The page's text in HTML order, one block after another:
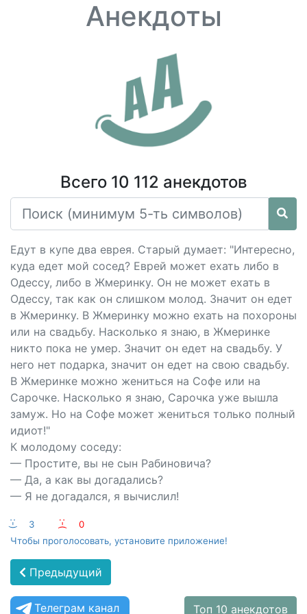
Анекдоты
Всего 10 112 анекдотов
Едут в купе два еврея. Старый думает: "Интересно,
куда едет мой сосед? Еврей может ехать либо в
Одессу, либо в Жмеринку. Он не может ехать в
Одессу, так как он слишком молод. Значит он едет
в Жмеринку. В Жмеринку можно ехать на похороны
или на свадьбу. Насколько я знаю, в Жмеринке
никто пока не умер. Значит он едет на свадьбу. У
него нет подарка, значит он едет на свою свадьбу.
В Жмеринке можно жениться на Софе или на
Сарочке. Насколько я знаю, Сарочка уже вышла
замуж. Но на Софе может жениться только полный
идиот!"
К молодому соседу:
— Простите, вы не сын Рабиновича?
— Да, а как вы догадались?
— Я не догадался, я вычислил!
:-) 3 :-(
0
Чтобы проголосовать, установите приложение!
Предыдущий
Телеграм канал Топ 10 анекдотов